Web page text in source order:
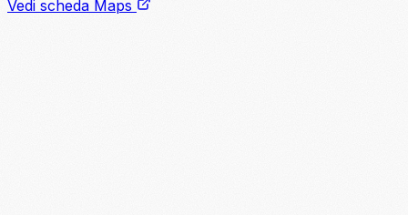
Vedi scheda Maps